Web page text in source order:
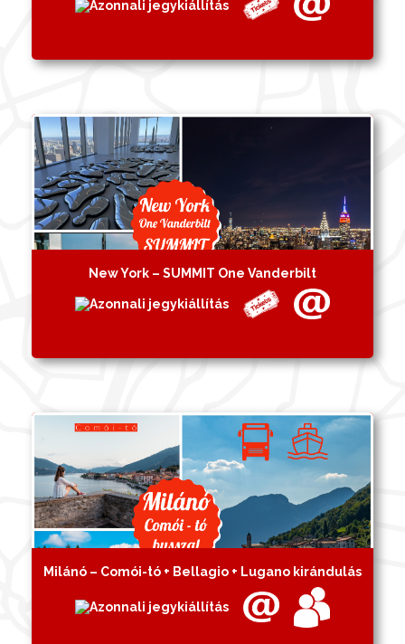
New York – SUMMIT One Vanderbilt
Milánó – Comói-tó + Bellagio + Lugano kirándulás